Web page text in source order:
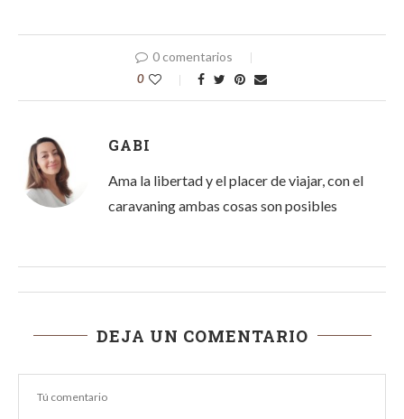
0 comentarios
0
GABI
Ama la libertad y el placer de viajar, con el
caravaning ambas cosas son posibles
DEJA UN COMENTARIO